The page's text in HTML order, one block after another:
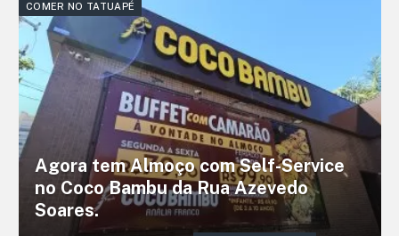
COMER NO TATUAPÉ
Agora tem Almoço com Self-Service
no Coco Bambu da Rua Azevedo
Soares.